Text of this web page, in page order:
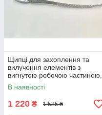
Щипці для захоплення та
вилучення елементів з
вигнутою робочою частиною,
Італія
В наявності
1 220 ₴ 1 525 ₴